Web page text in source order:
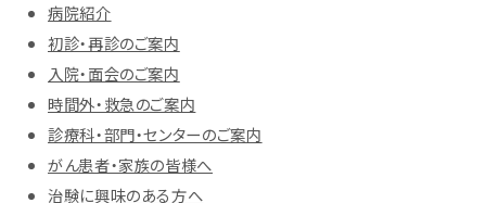
病院紹介
初診・再診のご案内
入院・面会のご案内
時間外・救急のご案内
診療科・部門・センターのご案内
がん患者・家族の皆様へ
治験に興味のある方へ